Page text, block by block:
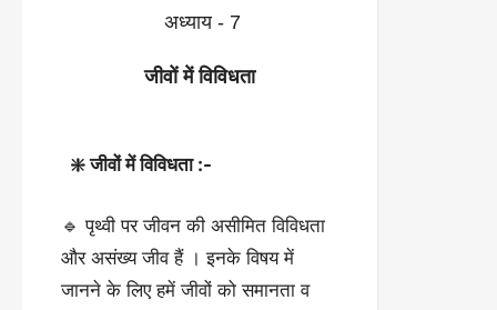
अध्याय - 7
जीवों में विविधता
❇️ जीवों में विविधता :-
🔹 पृथ्वी पर जीवन की असीमित विविधता
और असंख्य जीव हैं । इनके विषय में
जानने के लिए हमें जीवों को समानता व